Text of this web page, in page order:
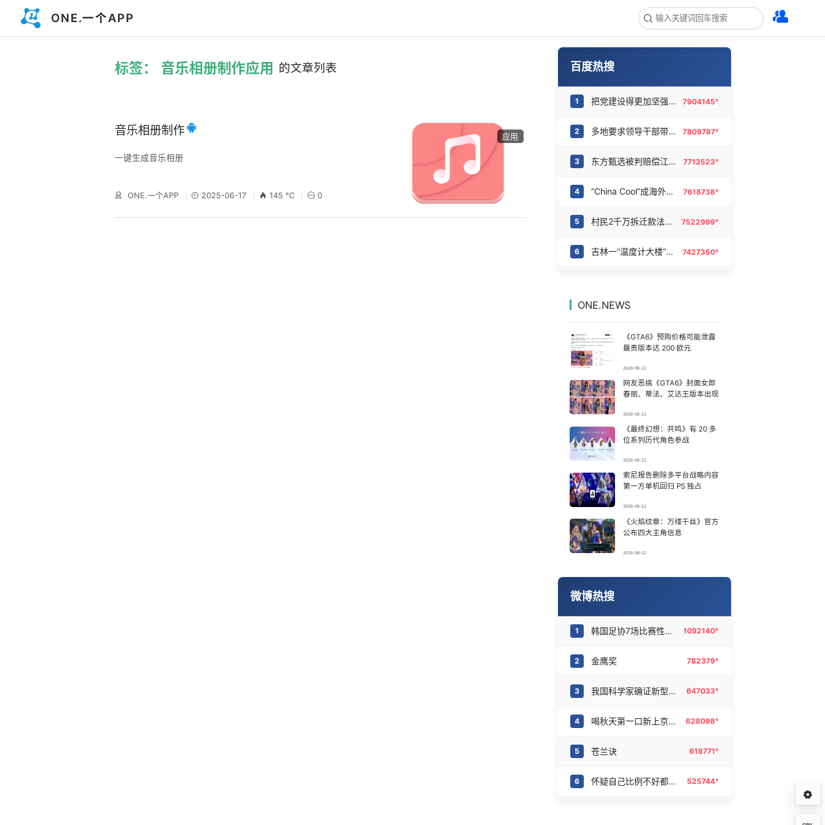
ONE.一个APP
标签： 音乐相册制作应用 的文章列表
音乐相册制作
一键生成音乐相册
应用
ONE.一个APP 2025-06-17 145 ℃ 0
百度热搜
1 把党建设得更加坚强有力 7904145°
2 多地要求领导干部带头休假 7809787°
3 东方甄选被判赔偿江小白30万元 7713523°
4 “China Cool”成海外热词 7618738°
5 村民2千万拆迁款法院执行后仍拿不到 7522999°
6 吉林一“温度计大楼”读数爆表 7427350°
9 10年前救人上央视的小伙抗洪牺牲 7141751°
11
12 深圳地面沉降致车辆损坏系谣言 6855116°
13
14 宇树科技发行价格150.80元/股 6668337°
15 萧敬腾谈丁克 6573005°
16
ONE.NEWS
《GTA6》预购价格可能泄露
最贵版本达 200 欧元
2026-06-22
网友恶搞《GTA6》封面女郎
春丽、蒂法、艾达王版本出现
2026-06-22
《最终幻想：共鸣》有 20 多
位系列历代角色参战
2026-06-22
索尼报告删除多平台战略内容
第一方单机回归 PS 独占
2026-06-22
《火焰纹章：万缕千丝》官方
公布四大主角信息
2026-06-22
微博热搜
1 韩国足协7场比赛性贿赂20名裁判 1092140°
2 金鹰奖 782379°
3 我国科学家确证新型粒子胶球存在 647033°
4 喝秋天第一口新上京东外卖 628098°
5 苍兰诀 618771°
6 怀疑自己比例不好都没怀疑过镜子 525744°